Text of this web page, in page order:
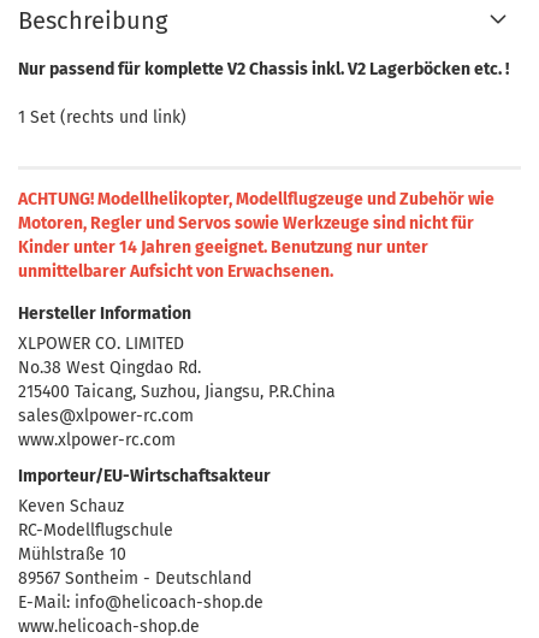
Beschreibung
Nur passend für komplette V2 Chassis inkl. V2 Lagerböcken etc. !
1 Set (rechts und link)
ACHTUNG! Modellhelikopter, Modellflugzeuge und Zubehör wie
Motoren, Regler und Servos sowie Werkzeuge sind nicht für
Kinder unter 14 Jahren geeignet. Benutzung nur unter
unmittelbarer Aufsicht von Erwachsenen.
Hersteller Information
XLPOWER CO. LIMITED
No.38 West Qingdao Rd.
215400 Taicang, Suzhou, Jiangsu, P.R.China
sales@xlpower-rc.com
www.xlpower-rc.com
Importeur/EU-Wirtschaftsakteur
Keven Schauz
RC-Modellflugschule
Mühlstraße 10
89567 Sontheim - Deutschland
E-Mail: info@helicoach-shop.de
www.helicoach-shop.de